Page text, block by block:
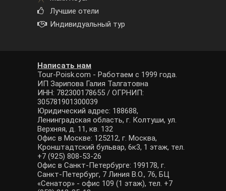
Лучшие отели
Индивидуальный тур
Написать нам
Tour-Poisk.com - Работаем с 1999 года.
ИП Зарипова Галия Талгатовна
ИНН: 782300178655 / ОГРНИП:
305781901300039
Юридический адрес: 188688,
Ленинградская область, г. Колтуши, ул.
Верхняя, д. 11, кв. 132
Офис в Москве: 125212, г. Москва,
Кронштадтский бульвар, 6к3, 1 этаж, тел.
+7 (925) 808-53-26
Офис в Санкт-Петербурге: 199178, г.
Санкт-Петербург, 7 Линия В.О., 76, БЦ
«Сенатор» - офис 109 (1 этаж), тел. +7